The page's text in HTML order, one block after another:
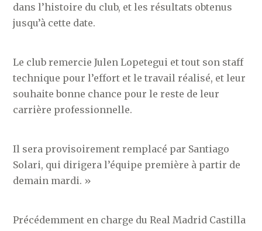
dans l’histoire du club, et les résultats obtenus
jusqu’à cette date.
Le club remercie Julen Lopetegui et tout son staff
technique pour l’effort et le travail réalisé, et leur
souhaite bonne chance pour le reste de leur
carrière professionnelle.
Il sera provisoirement remplacé par Santiago
Solari, qui dirigera l’équipe première à partir de
demain mardi. »
Précédemment en charge du Real Madrid Castilla